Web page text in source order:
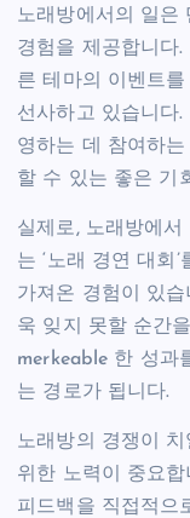
노래방에서의 일은
경험을 제공합니다
른 테마의 이벤트
선사하고 있습니다
영하는 데 참여하
할 수 있는 좋은 기
실제로, 노래방에
는 ‘노래 경연 대회
가져온 경험이 있
욱 잊지 못할 순간
merkeable 한 성과
는 경로가 됩니다.
노래방의 경쟁이
위한 노력이 중요
피드백을 직접적으